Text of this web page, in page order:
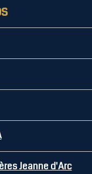
Jeanne d'Arc